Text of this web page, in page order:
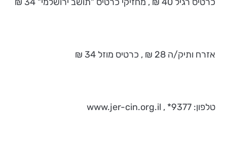
אזרח ותיק/ה 28 ₪ , כרטיס מוזל 34 ₪
טלפון: 9377* , www.jer-cin.org.il